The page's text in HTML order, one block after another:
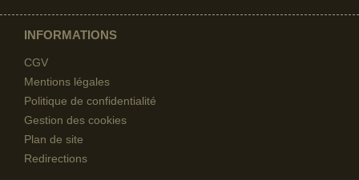
INFORMATIONS
CGV
Mentions légales
Politique de confidentialité
Gestion des cookies
Plan de site
Redirections